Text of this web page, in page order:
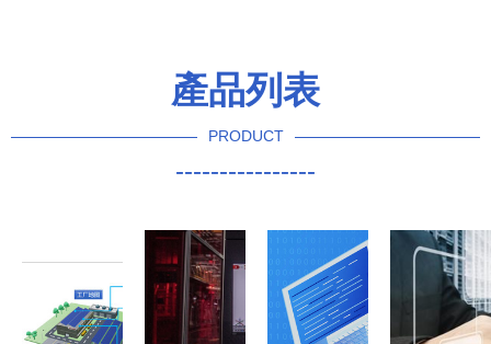
產品列表
PRODUCT
----------------